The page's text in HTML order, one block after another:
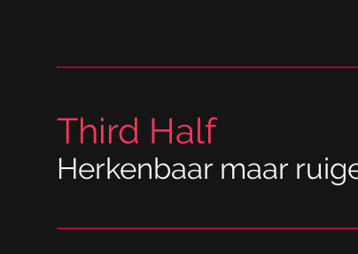
Third Half
Herkenbaar maar